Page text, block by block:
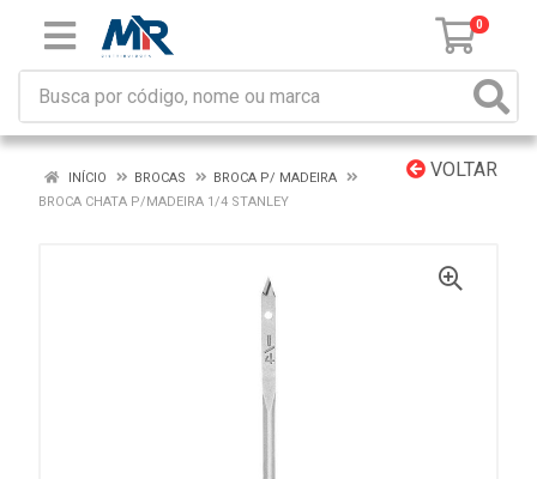
0
VOLTAR
INÍCIO BROCAS
BROCA P/ MADEIRA
BROCA CHATA P/MADEIRA 1/4 STANLEY